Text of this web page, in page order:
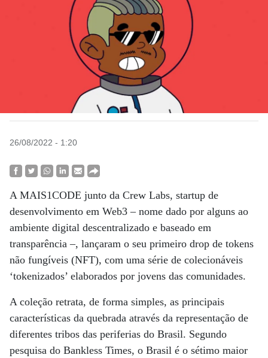
26/08/2022 - 1:20
A MAIS1CODE junto da Crew Labs, startup de
desenvolvimento em Web3 – nome dado por alguns ao
ambiente digital descentralizado e baseado em
transparência –, lançaram o seu primeiro drop de tokens
não fungíveis (NFT), com uma série de colecionáveis
‘tokenizados’ elaborados por jovens das comunidades.
A coleção retrata, de forma simples, as principais
características da quebrada através da representação de
diferentes tribos das periferias do Brasil. Segundo
pesquisa do Bankless Times, o Brasil é o sétimo maior